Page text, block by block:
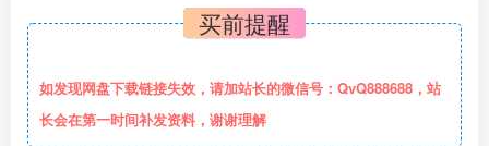
买前提醒
如发现网盘下载链接失效，请加站长的微信号：QvQ888688，站
长会在第一时间补发资料，谢谢理解